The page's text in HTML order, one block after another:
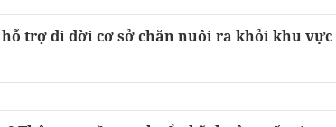
trợ di dời cơ sở chăn nuôi ra khỏi khu vực